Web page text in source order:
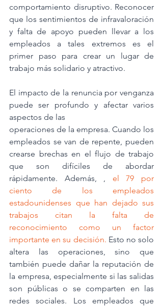
comportamiento disruptivo. Reconocer
que los sentimientos de infravaloración
y falta de apoyo pueden llevar a los
empleados a tales extremos es el
primer paso para crear un lugar de
trabajo más solidario y atractivo.
El impacto de la renuncia por venganza
puede ser profundo y afectar varios
aspectos de las
operaciones de la empresa. Cuando los
empleados se van de repente, pueden
crearse brechas en el flujo de trabajo
que son difíciles de abordar
rápidamente. Además, , el 79 por
ciento de los empleados
estadounidenses que han dejado sus
trabajos citan la falta de
reconocimiento como un factor
importante en su decisión. Esto no solo
altera las operaciones, sino que
también puede dañar la reputación de
la empresa, especialmente si las salidas
son públicas o se comparten en las
redes sociales. Los empleados que